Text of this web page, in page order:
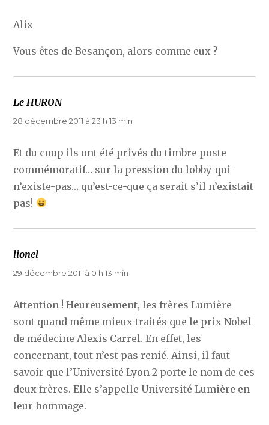
Alix
Vous êtes de Besançon, alors comme eux ?
Le HURONdit :
28 décembre 2011 à 23 h 13 min
Et du coup ils ont été privés du timbre poste
commémoratif… sur la pression du lobby-qui-
n’existe-pas… qu’est-ce-que ça serait s’il n’existait
pas!
lionel
29 décembre 2011 à 0 h 13 min
Attention ! Heureusement, les frères Lumière
sont quand même mieux traités que le prix Nobel
de médecine Alexis Carrel. En effet, les
concernant, tout n’est pas renié. Ainsi, il faut
savoir que l’Université Lyon 2 porte le nom de ces
deux frères. Elle s’appelle Université Lumière en
leur hommage.